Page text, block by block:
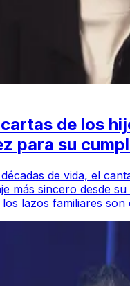
de los
para su
de vida, el
más sincero desde
lazos familiares son